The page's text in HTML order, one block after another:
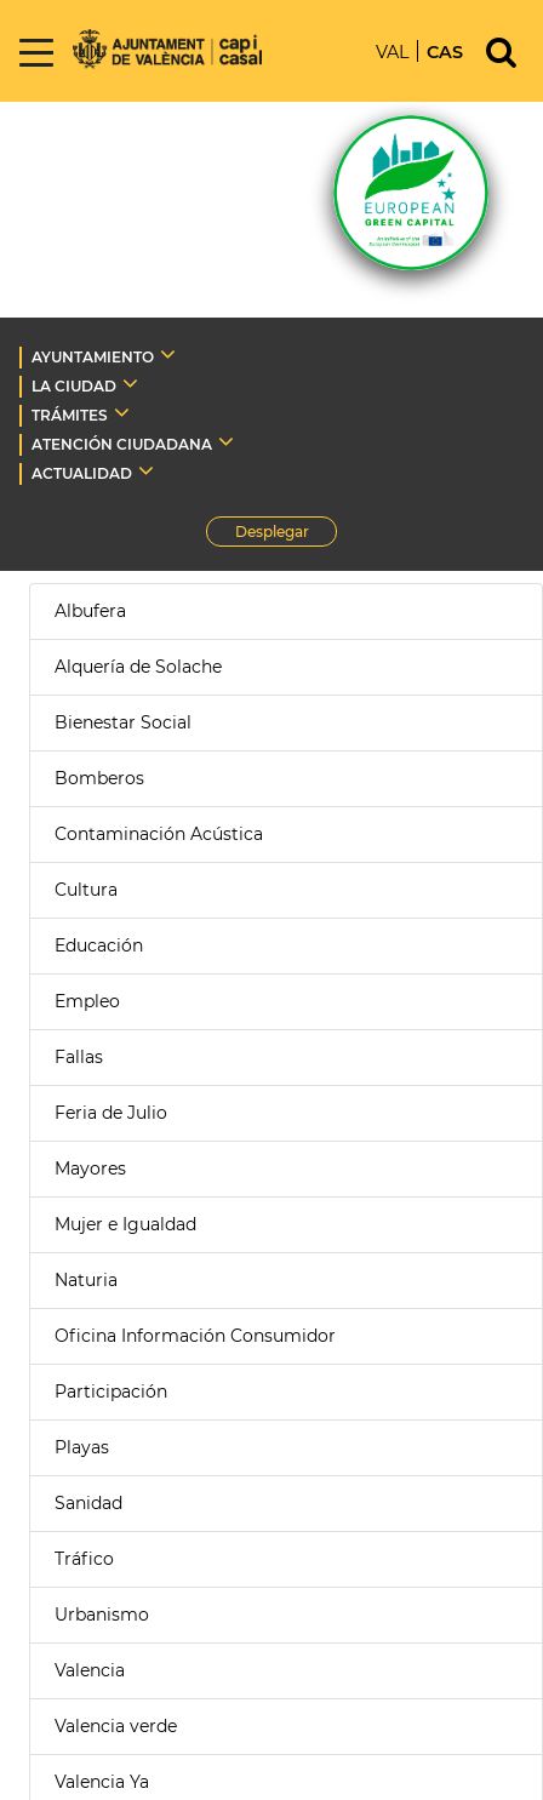
VAL CAS
AYUNTAMIENTO
LA CIUDAD
TRÁMITES
ATENCIÓN CIUDADANA
ACTUALIDAD
Desplegar
Albufera
Alquería de Solache
Bienestar Social
Bomberos
Contaminación Acústica
Cultura
Educación
Empleo
Fallas
Feria de Julio
Mayores
Mujer e Igualdad
Naturia
Oficina Información Consumidor
Participación
Playas
Sanidad
Tráfico
Urbanismo
Valencia
Valencia verde
Valencia Ya